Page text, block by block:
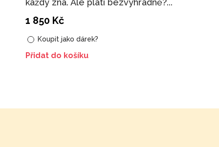
1 850 Kč
Koupit jako dárek?
Přidat do košíku